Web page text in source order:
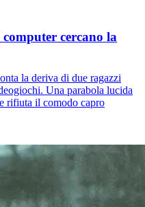
cercano la
la deriva di due ragazzi
Una parabola lucida
rifiuta il comodo capro